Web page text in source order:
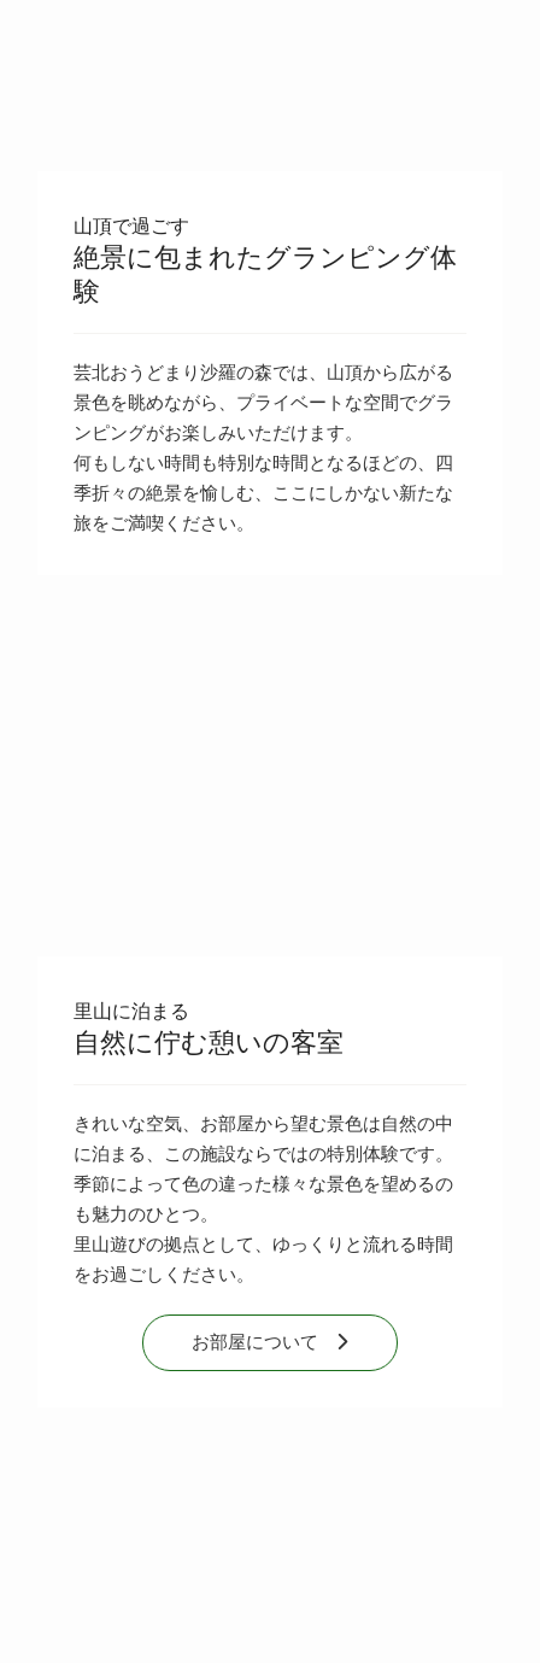
山頂で過ごす
絶景に包まれたグランピング体
験
芸北おうどまり沙羅の森では、山頂から広がる
景色を眺めながら、プライベートな空間でグラ
ンピングがお楽しみいただけます。
何もしない時間も特別な時間となるほどの、四
季折々の絶景を愉しむ、ここにしかない新たな
旅をご満喫ください。
里山に泊まる
自然に佇む憩いの客室
きれいな空気、お部屋から望む景色は自然の中
に泊まる、この施設ならではの特別体験です。
季節によって色の違った様々な景色を望めるの
も魅力のひとつ。
里山遊びの拠点として、ゆっくりと流れる時間
をお過ごしください。
お部屋について